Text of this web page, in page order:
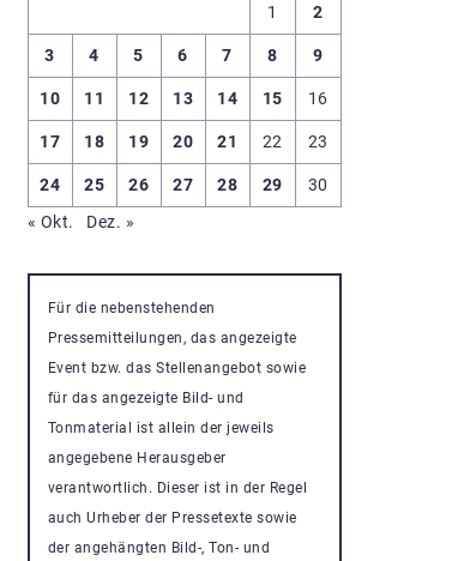
1 2
3 4 5 6 7 8 9
10 11 12 13 14 15 16
17 18 19 20 21 22 23
24 25 26 27 28 29
30
« Okt.
Dez. »
Für die nebenstehenden
Pressemitteilungen, das angezeigte
Event bzw. das Stellenangebot sowie
für das angezeigte Bild- und
Tonmaterial ist allein der jeweils
angegebene Herausgeber
verantwortlich. Dieser ist in der Regel
auch Urheber der Pressetexte sowie
der angehängten Bild-, Ton- und